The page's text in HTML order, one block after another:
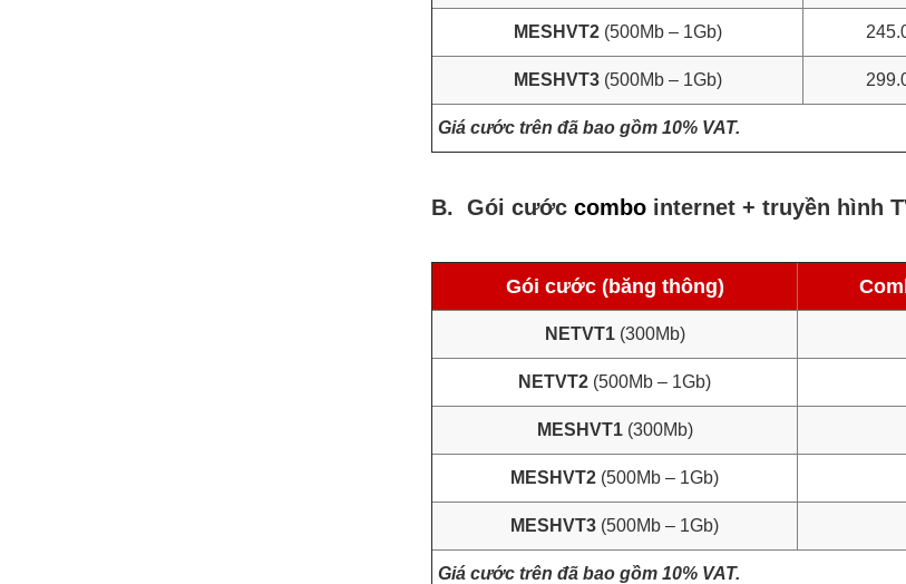
MESHVT2 (500Mb – 1Gb)
MESHVT3 (500Mb – 1Gb)
Giá cước trên đã bao gồm 10% VAT.
B. Gói cước combo internet + truyền hình
Gói cước (băng thông)
NETVT1 (300Mb)
NETVT2 (500Mb – 1Gb)
MESHVT1 (300Mb)
MESHVT2 (500Mb – 1Gb)
MESHVT3 (500Mb – 1Gb)
Giá cước trên đã bao gồm 10% VAT.